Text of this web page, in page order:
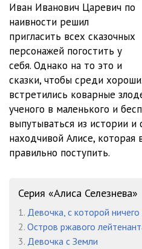
012
014
015
016
017
018
Иван Иванович Царевич по
наивности решил
пригласить всех сказочных
персонажей погостить у
себя. Однако на то это и
сказки, чтобы среди
встретились коварные
ученого в маленького и
выпутываться из истории
находчивой Алисе, которая
правильно поступить.
Серия «Алиса Селезнева»
1. Девочка, с которой ничего
2. Остров ржавого
3. Девочка с Земли